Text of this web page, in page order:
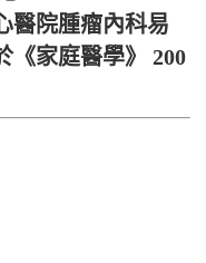
醫院腫瘤內科易
《家庭醫學》 200